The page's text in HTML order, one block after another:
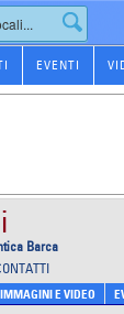
EVENTI
Barca
IMMAGINI E VIDEO